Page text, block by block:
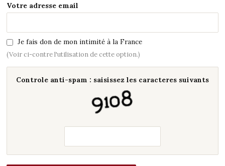
Votre adresse email
Je fais don de mon intimité à la France
(Voir ci-contre l'utilisation de cette option.)
Controle anti-spam : saisissez les caracteres suivants